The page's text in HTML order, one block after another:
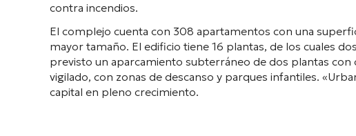
contra incendios.
El complejo cuenta con 308 apartamentos con una
mayor tamaño. El edificio tiene 16 plantas, de los cuales
previsto un aparcamiento subterráneo de dos plantas con
vigilado, con zonas de descanso y parques infantiles.
capital en pleno crecimiento.